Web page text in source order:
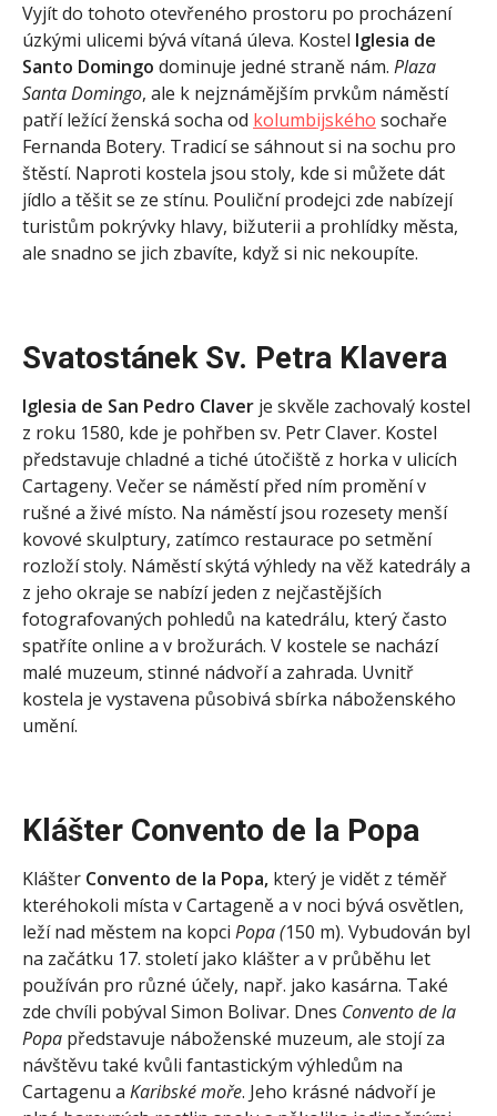
Vyjít do tohoto otevřeného prostoru po procházení
úzkými ulicemi bývá vítaná úleva. Kostel Iglesia de
Santo Domingo dominuje jedné straně nám. Plaza
Santa Domingo, ale k nejznámějším prvkům náměstí
patří ležící ženská socha od kolumbijského sochaře
Fernanda Botery. Tradicí se sáhnout si na sochu pro
štěstí. Naproti kostela jsou stoly, kde si můžete dát
jídlo a těšit se ze stínu. Pouliční prodejci zde nabízejí
turistům pokrývky hlavy, bižuterii a prohlídky města,
ale snadno se jich zbavíte, když si nic nekoupíte.
Svatostánek Sv. Petra Klavera
Iglesia de San Pedro Claver je skvěle zachovalý kostel
z roku 1580, kde je pohřben sv. Petr Claver. Kostel
představuje chladné a tiché útočiště z horka v ulicích
Cartageny. Večer se náměstí před ním promění v
rušné a živé místo. Na náměstí jsou rozesety menší
kovové skulptury, zatímco restaurace po setmění
rozloží stoly. Náměstí skýtá výhledy na věž katedrály a
z jeho okraje se nabízí jeden z nejčastějších
fotografovaných pohledů na katedrálu, který často
spatříte online a v brožurách. V kostele se nachází
malé muzeum, stinné nádvoří a zahrada. Uvnitř
kostela je vystavena působivá sbírka náboženského
umění.
Klášter Convento de la Popa
Klášter Convento de la Popa, který je vidět z téměř
kteréhokoli místa vCartageně a v noci bývá osvětlen,
leží nad městem na kopci Popa (150 m). Vybudován byl
na začátku 17. století jako klášter a v průběhu let
používán pro různé účely, např. jako kasárna. Také
zde chvíli pobýval Simon Bolivar. Dnes Convento de la
Popa představuje náboženské muzeum, ale stojí za
návštěvu také kvůli fantastickým výhledům na
Cartagenu a Karibské moře. Jeho krásné nádvoří je